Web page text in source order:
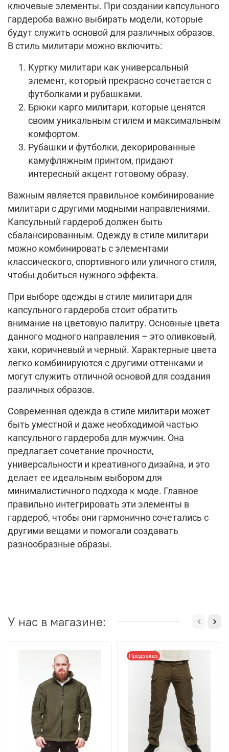
ключевые элементы. При создании капсульного
гардероба важно выбирать модели, которые
будут служить основой для различных образов.
В стиль милитари можно включить:
Куртку милитари как универсальный
элемент, который прекрасно сочетается с
футболками и рубашками.
Брюки карго милитари, которые ценятся
своим уникальным стилем и максимальным
комфортом.
Рубашки и футболки, декорированные
камуфляжным принтом, придают
интересный акцент готовому образу.
Важным является правильное комбинирование
милитари с другими модными направлениями.
Капсульный гардероб должен быть
сбалансированным. Одежду в стиле милитари
можно комбинировать с элементами
классического, спортивного или уличного стиля,
чтобы добиться нужного эффекта.
При выборе одежды в стиле милитари для
капсульного гардероба стоит обратить
внимание на цветовую палитру. Основные цвета
данного модного направления – это оливковый,
хаки, коричневый и черный. Характерные цвета
легко комбинируются с другими оттенками и
могут служить отличной основой для создания
различных образов.
Современная одежда в стиле милитари может
быть уместной и даже необходимой частью
капсульного гардероба для мужчин. Она
предлагает сочетание прочности,
универсальности и креативного дизайна, и это
делает ее идеальным выбором для
минималистичного подхода к моде. Главное
правильно интегрировать эти элементы в
гардероб, чтобы они гармонично сочетались с
другими вещами и помогали создавать
разнообразные образы.
У нас в магазине:
Предзаказ